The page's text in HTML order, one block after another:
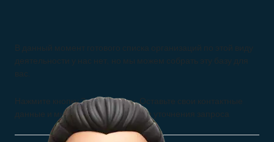
В данный момент готового списка организаций по этой виду
деятельности у нас нет, но мы можем собрать эту базу для
вас.
Нажмите кнопку Заказать базу. Оставьте свои контактные
данные и мы свяжемся с вами для уточнения запроса